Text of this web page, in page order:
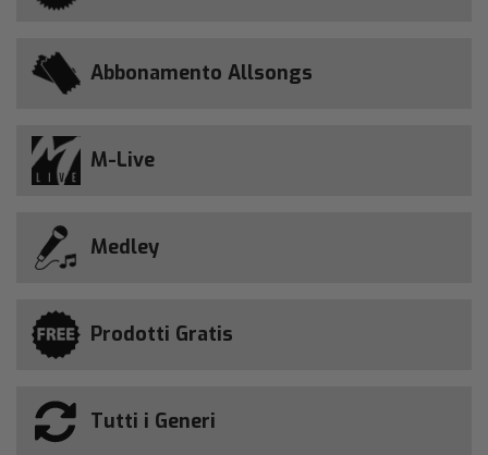
Abbonamento Allsongs
M-Live
Medley
Prodotti Gratis
Tutti i Generi